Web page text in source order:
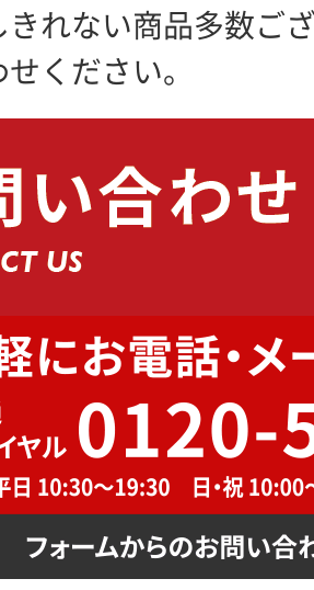
きれない商品多数ご
ください。